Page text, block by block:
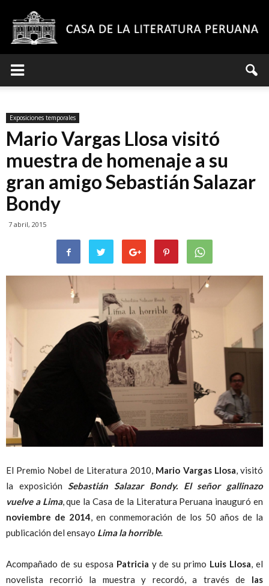
de
la
Literatura
Peruana
Exposiciones temporales
Mario Vargas Llosa visitó
muestra de homenaje a su
gran amigo Sebastián Salazar
Bondy
7 abril, 2015
El Premio Nobel de Literatura 2010, Mario Vargas Llosa, visitó
la exposiciónSebastián Salazar Bondy. El señor gallinazo
vuelve a Lima, que la Casa de la Literatura Peruana inauguró en
noviembre de 2014, en conmemoración de los 50 años de la
publicación del ensayo Lima la horrible.
Acompañado de su esposa Patricia y de su primo Luis Llosa, el
novelista recorrió la muestra y recordó, a través de las